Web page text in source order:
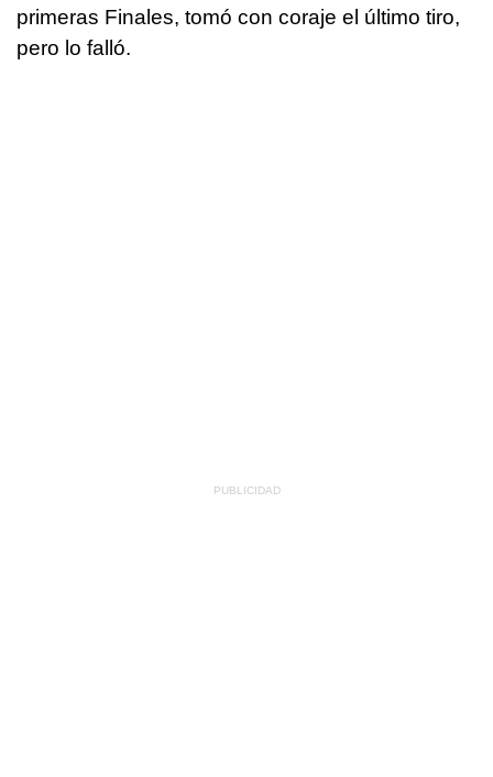
primeras Finales, tomó con coraje el último tiro,
pero lo falló.